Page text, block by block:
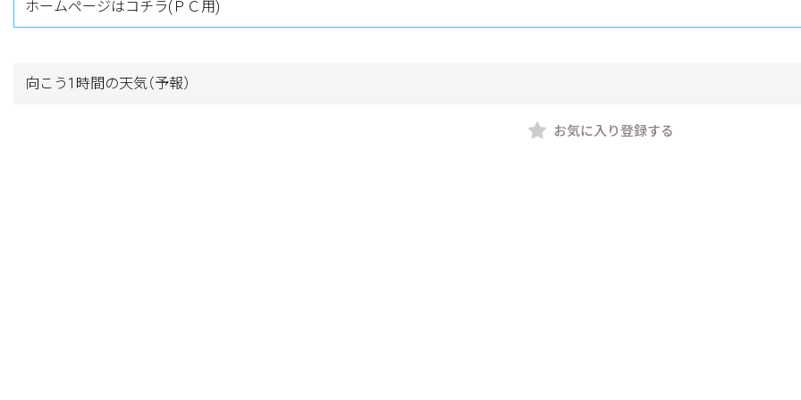
ホームページはコチラ(ＰＣ用)
向こう1時間の天気（予報）
お気に入り登録する